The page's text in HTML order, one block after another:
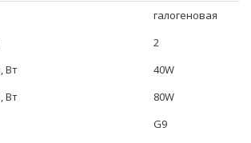
галогеновая
2
Вт
40W
Вт
80W
G9